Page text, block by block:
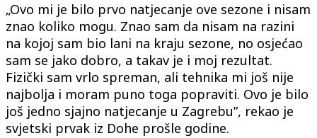
„Ovo mi je bilo prvo natjecanje ove sezone i nisam
znao koliko mogu. Znao sam da nisam na razini
na kojoj sam bio lani na kraju sezone, no osjećao
sam se jako dobro, a takav je i moj rezultat.
Fizički sam vrlo spreman, ali tehnika mi još nije
najbolja i moram puno toga popraviti. Ovo je bilo
još jedno sjajno natjecanje u Zagrebu”, rekao je
svjetski prvak iz Dohe prošle godine.